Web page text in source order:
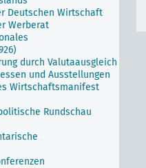
Deutschen Wirtschaft
Werberat
durch Valutaausgleich
und Ausstellungen
Wirtschaftsmanifest
Rundschau